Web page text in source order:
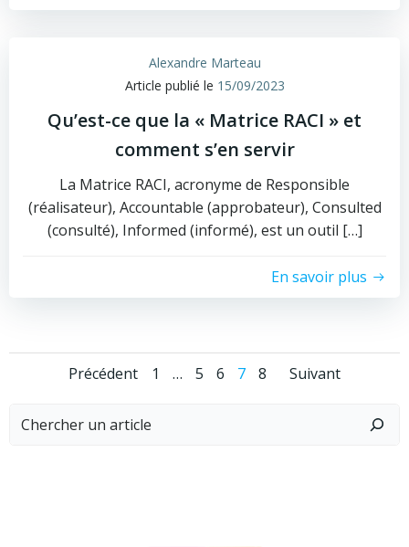
Alexandre Marteau
Article publié le 15/09/2023
Qu’est-ce que la « Matrice RACI » et
comment s’en servir
La Matrice RACI, acronyme de Responsible
(réalisateur), Accountable (approbateur), Consulted
(consulté), Informed (informé), est un outil […]
En savoir plus
Posts
navigation
Précédent
Posts
Page
1 … Page
5 Page
6 Page
7 Page
8
Posts
Suivant